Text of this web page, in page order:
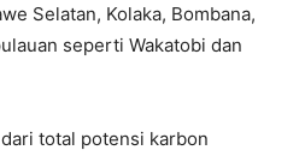
Selatan, Kolaka, Bombana,
seperti Wakatobi dan
total potensi karbon